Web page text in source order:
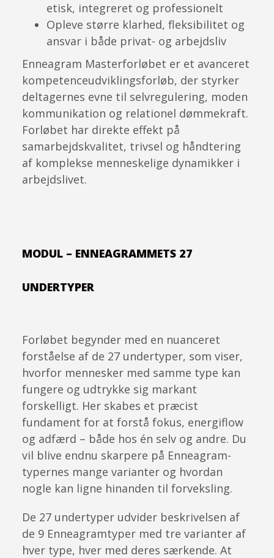
etisk, integreret og professionelt
Opleve større klarhed, fleksibilitet og
ansvar i både privat- og arbejdsliv
Enneagram Masterforløbet er et avanceret
kompetenceudviklingsforløb, der styrker
deltagernes evne til selvregulering, moden
kommunikation og relationel dømmekraft.
Forløbet har direkte effekt på
samarbejdskvalitet, trivsel og håndtering
af komplekse menneskelige dynamikker i
arbejdslivet.
MODUL – ENNEAGRAMMETS 27
UNDERTYPER
Forløbet begynder med en nuanceret
forståelse af de 27 undertyper, som viser,
hvorfor mennesker med samme type kan
fungere og udtrykke sig markant
forskelligt. Her skabes et præcist
fundament for at forstå fokus, energiflow
og adfærd – både hos én selv og andre. Du
vil blive endnu skarpere på Enneagram-
typernes mange varianter og hvordan
nogle kan ligne hinanden til forveksling.
De 27 undertyper udvider beskrivelsen af
de 9 Enneagramtyper med tre varianter af
hver type, hver med deres særkende. At